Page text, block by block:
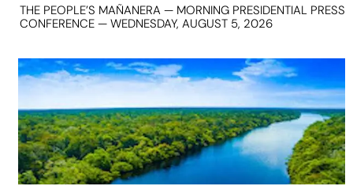
THE PEOPLE’S MAÑANERA — MORNING PRESIDENTIAL PRESS
CONFERENCE — WEDNESDAY, AUGUST 5, 2026